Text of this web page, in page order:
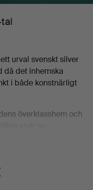
urval svenskt silver
då det inhemska
i både konstnärligt
överklasshem och
former till den
vars arbeten